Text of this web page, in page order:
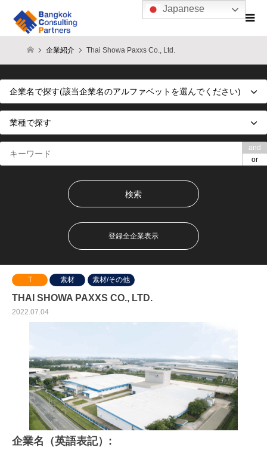
企業紹介 Thai Showa Paxxs Co., Ltd.
and
or
登録全企業表示
T 素材 素材/その他
THAI SHOWA PAXXS CO., LTD.
2022.07.04
企業名（英語表記）:
Japanese